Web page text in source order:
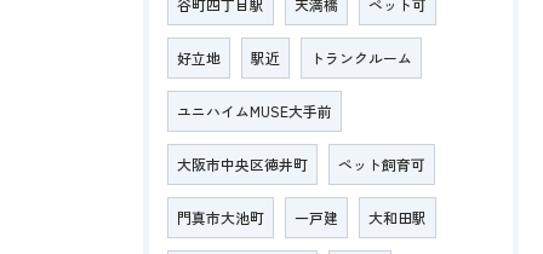
谷町四丁目駅 天満橋 ペット可
好立地 駅近 トランクルーム
ユニハイムMUSE大手前
大阪市中央区徳井町 ペット飼育可
門真市大池町 一戸建 大和田駅